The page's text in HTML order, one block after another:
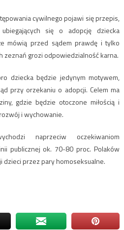
cywilnego pojawi się przepis,
się o adopcję dziecka
mówią przed sądem prawdę i tylko
zeznań grozi odpowiedzialność karna.
dziecka będzie jedynym motywem,
przy orzekaniu o adopcji. Celem ma
gdzie będzie otoczone miłością i
i wychowanie.
naprzeciw oczekiwaniom
publicznej ok. 70-80 proc. Polaków
dzieci przez pary homoseksualne.